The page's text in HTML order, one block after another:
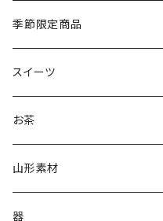
季節限定商品
スイーツ
ジェラート
抹茶ジェラート
やまがたジェラート
茶蔵焼（生クリームどら焼き）
ケーキ
お茶
茶蔵ブランド
煎茶
山形素材
山形だしの素
器